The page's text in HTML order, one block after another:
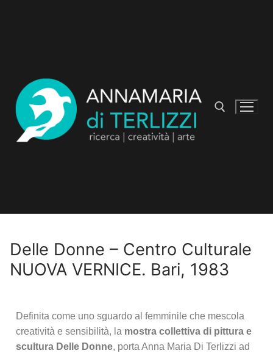
Delle Donne – Centro Culturale
NUOVA VERNICE. Bari, 1983
Definita come uno sguardo al femminile che mescola
creatività e sensibilità, la mostra collettiva di pittura e
scultura Delle Donne, porta Anna Maria Di Terlizzi ad